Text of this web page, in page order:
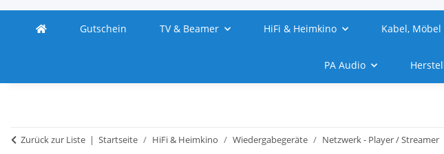
Gutschein TV & Beamer HiFi & Heimkino Kabel,
PA Audio
Zurück zur Liste Startseite HiFi & Heimkino Wiedergabegeräte Netzwerk - Player / Streamer